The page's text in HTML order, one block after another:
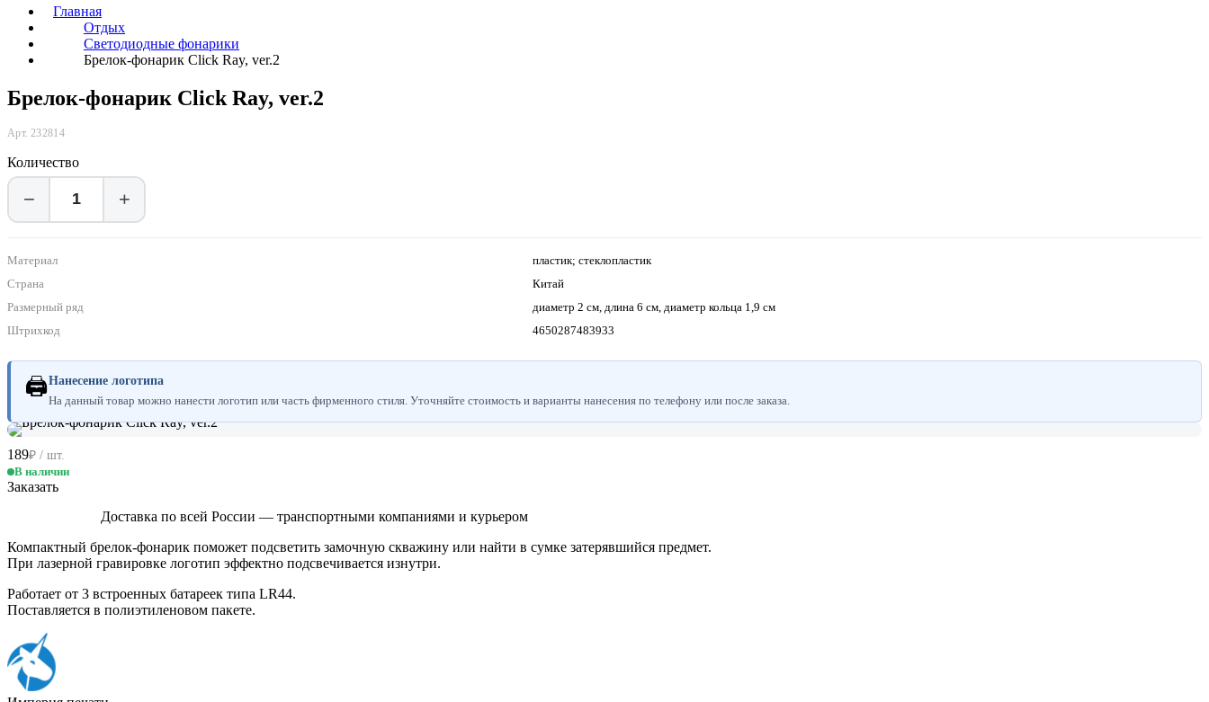
Главная
Отдых
Светодиодные фонарики
Брелок-фонарик Click Ray, ver.2
Брелок-фонарик Click Ray, ver.2
Арт. 232814
Количество
− +
Материал
пластик; стеклопластик
Страна
Китай
Размерный ряд
диаметр 2 см, длина 6 см, диаметр кольца 1,9 см
Штрихкод
4650287483933
🖨Нанесение логотипа
На данный товар можно нанести логотип или часть фирменного стиля. Уточняйте стоимость и варианты нанесения по телефону или после заказа.
189₽ / шт.
В наличии
Заказать
Доставка по всей России — транспортными компаниями и курьером
Компактный брелок-фонарик поможет подсветить замочную скважину или найти в сумке затерявшийся предмет.
При лазерной гравировке логотип эффектно подсвечивается изнутри.
Работает от 3 встроенных батареек типа LR44.
Поставляется в полиэтиленовом пакете.